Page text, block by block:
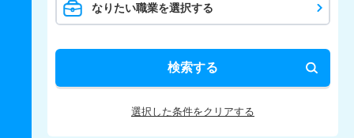
なりたい職業を選択する
検索する
選択した条件をクリアする